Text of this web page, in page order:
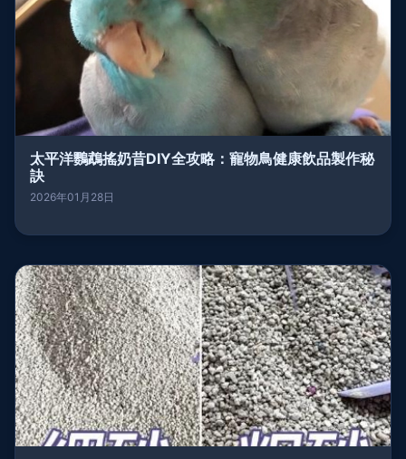
太平洋鸚鵡搖奶昔DIY全攻略：寵物鳥健康飲品製作秘
訣
2026年01月28日